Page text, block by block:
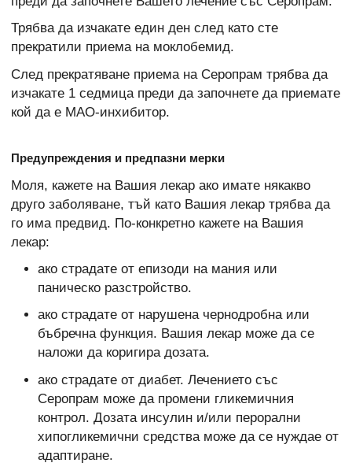
Трябва да изчакате един ден след като сте
прекратили приема на моклобемид.
След прекратяване приема на Серопрам трябва да
изчакате 1 седмица преди да започнете да приемате
кой да е МАО-инхибитор.
Предупреждения и предпазни мерки
Моля, кажете на Вашия лекар ако имате някакво
друго заболяване, тъй като Вашия лекар трябва да
го има предвид. По-конкретно кажете на Вашия
лекар:
ако страдате от епизоди на мания или
паническо разстройство.
ако страдате от нарушена чернодробна или
бъбречна функция. Вашия лекар може да се
наложи да коригира дозата.
ако страдате от диабет. Лечението със
Серопрам може да промени гликемичния
контрол. Дозата инсулин и/или перорални
хипогликемични средства може да се нуждае от
адаптиране.